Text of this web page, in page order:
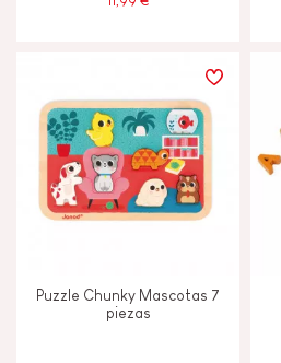
Puzzle Chunky Mascotas 7
piezas